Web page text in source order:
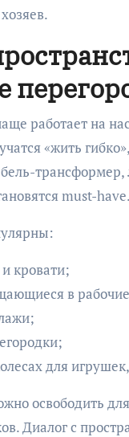
работает на
«жить
must-have.
кровати;
в
для
освободить
Диалог с